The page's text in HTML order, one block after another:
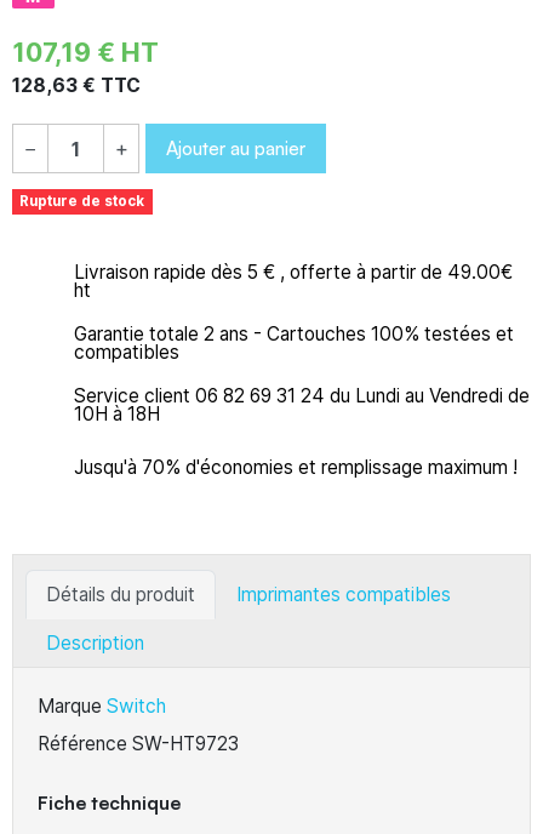
107,19 € HT
128,63 € TTC
− + Ajouter au panier
Rupture de stock
Livraison rapide dès 5 € , offerte à partir de 49.00€
ht
Garantie totale 2 ans - Cartouches 100% testées et
compatibles
Service client 06 82 69 31 24 du Lundi au Vendredi de
10H à 18H
Jusqu'à 70% d'économies et remplissage maximum !
Détails du produit Imprimantes compatibles
Description
Marque Switch
Référence SW-HT9723
Fiche technique